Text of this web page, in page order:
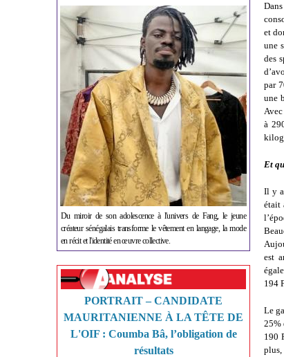
Du miroir de son adolescence à l'univers de Fang, le jeune
créateur sénégalais transforme le vêtement en langage, la mode
en récit et l'identité en œuvre collective.
PORTRAIT – CANDIDATE
MAURITANIENNE À LA TÊTE DE
L'OIF : Coumba Bâ, l’obligation de
résultats
et
une
des
par
une
Avec
à
Et
Il y
était
est
194
Le
25%
190